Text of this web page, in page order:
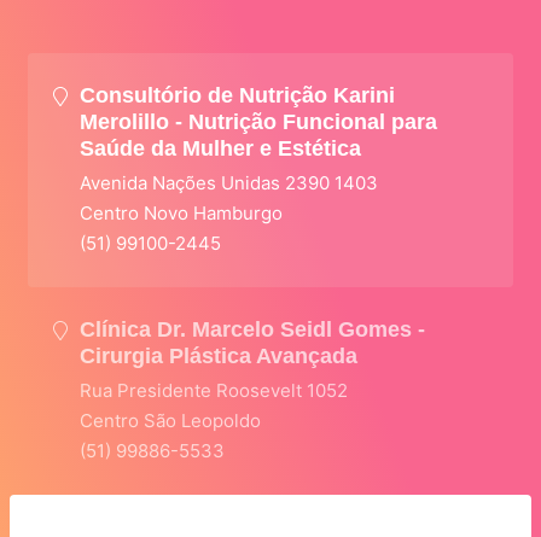
Consultório de Nutrição Karini
Merolillo - Nutrição Funcional para
Saúde da Mulher e Estética
Avenida Nações Unidas 2390 1403
Centro Novo Hamburgo
(51) 99100-2445
Clínica Dr. Marcelo Seidl Gomes -
Cirurgia Plástica Avançada
Rua Presidente Roosevelt 1052
Centro São Leopoldo
(51) 99886-5533